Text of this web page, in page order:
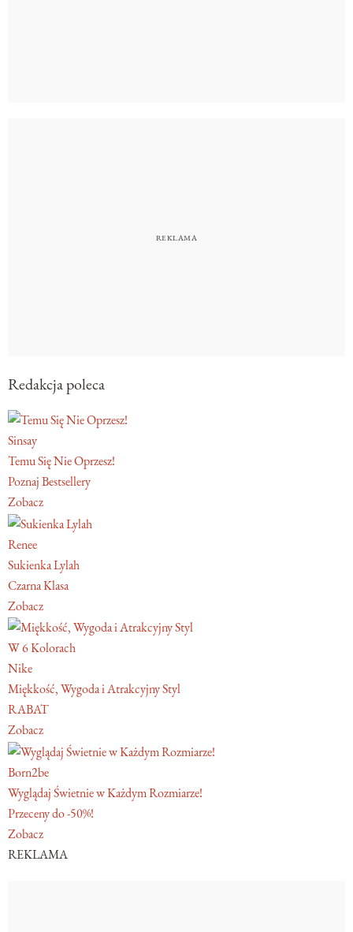
Redakcja poleca
Sinsay
Temu Się Nie Oprzesz!
Poznaj Bestsellery
Zobacz
Renee
Sukienka Lylah
Czarna Klasa
Zobacz
W 6 Kolorach
Nike
Miękkość, Wygoda i Atrakcyjny Styl
RABAT
Zobacz
Born2be
Wyglądaj Świetnie w Każdym Rozmiarze!
Przeceny do -50%!
Zobacz
REKLAMA